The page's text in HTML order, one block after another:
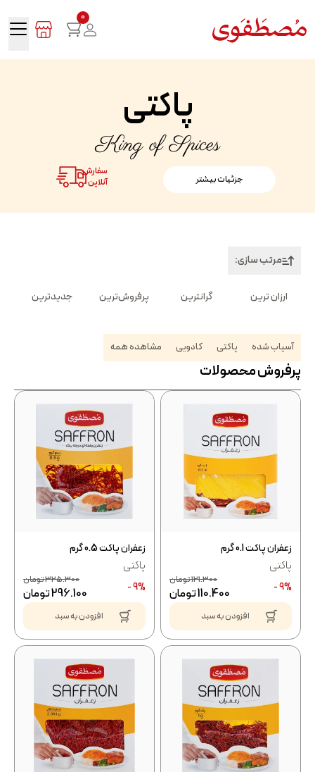
0
پاکتی
King of Spices
سفارش
آنلاین
جزئیات بیشتر
مرتب سازی:
ارزان ترین گرانترین پرفروش‌ترین جدیدترین
آسیاب شده پاکتی کادویی مشاهده همه
پرفروش محصولات
زعفران پاکت 0.1 گرم
پاکتی
9% -
121.300تومان
110.400تومان
افزودن به سبد
زعفران پاکت 0.5 گرم
پاکتی
9% -
325.300تومان
296.100تومان
افزودن به سبد